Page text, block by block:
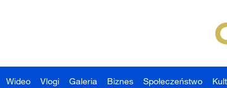
Wideo Vlogi Galeria Biznes Społeczeństwo